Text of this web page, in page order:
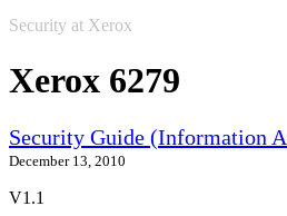
Security at Xerox
Xerox 6279
Security Guide (Information
December 13, 2010
V1.1